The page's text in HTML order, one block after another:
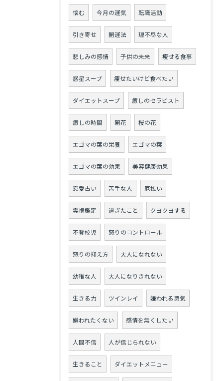
悩む 今月の運気 転職活動
引き寄せ 開運法 理不尽な人
悲しみの感情 子供の未来 痩せる食事
惑星スープ 痩せたいけど食べたい
ダイエットスープ 癒しのセラピスト
癒しの時間 開花 桜の花
エゴマの葉の栄養 エゴマの葉
エゴマの葉の効果 美容健康効果
恋愛占い 苦手な人 厄払い
霊視鑑定 過ぎたこと クヨクヨする
不登校児 怒りのコントロール
怒りの抑え方 大人になれない
幼稚な人 大人になりきれない
生きる力 ツインレイ 嫌われる勇気
嫌われたくない 感情を無くしたい
人間不信 人が信じられない
生きること ダイエットメニュー